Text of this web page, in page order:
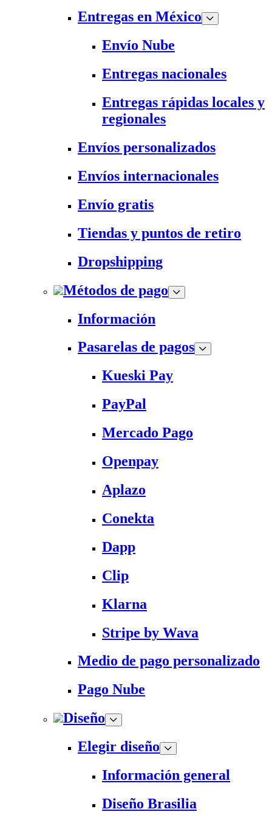
Entregas en México
Envío Nube
Entregas nacionales
Entregas rápidas locales y
regionales
Envíos personalizados
Envíos internacionales
Envío gratis
Tiendas y puntos de retiro
Dropshipping
Métodos de pago
Información
Pasarelas de pagos
Kueski Pay
PayPal
Mercado Pago
Openpay
Aplazo
Conekta
Dapp
Clip
Klarna
Stripe by Wava
Medio de pago personalizado
Pago Nube
Diseño
Elegir diseño
Información general
Diseño Brasilia